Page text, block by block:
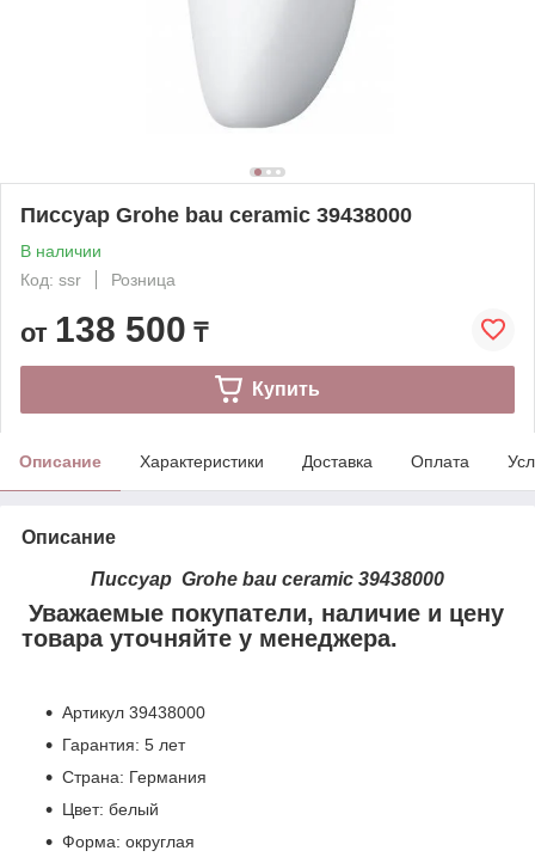
Писсуар Grohe bau ceramic 39438000
В наличии
Код: ssr
Розница
от 138 500 ₸
Купить
Описание Характеристики Доставка Оплата
Описание
Писсуар Grohe bau ceramic 39438000
Уважаемые покупатели, наличие и цену
товара уточняйте у менеджера.
Артикул 39438000
Гарантия: 5 лет
Страна: Германия
Цвет: белый
Форма: округлая